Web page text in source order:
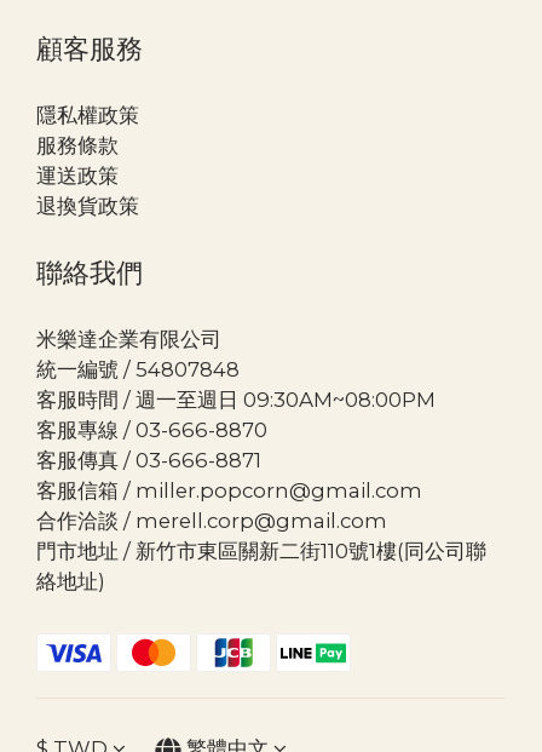
顧客服務
隱私權政策
服務條款
運送政策
退換貨政策
聯絡我們
米樂達企業有限公司
統一編號 / 54807848
客服時間 / 週一至週日 09:30AM~08:00PM
客服專線 / 03-666-8870
客服傳真 / 03-666-8871
客服信箱 / miller.popcorn@gmail.com
合作洽談 / merell.corp@gmail.com
門市地址 / 新竹市東區關新二街110號1樓(同公司聯
絡地址)